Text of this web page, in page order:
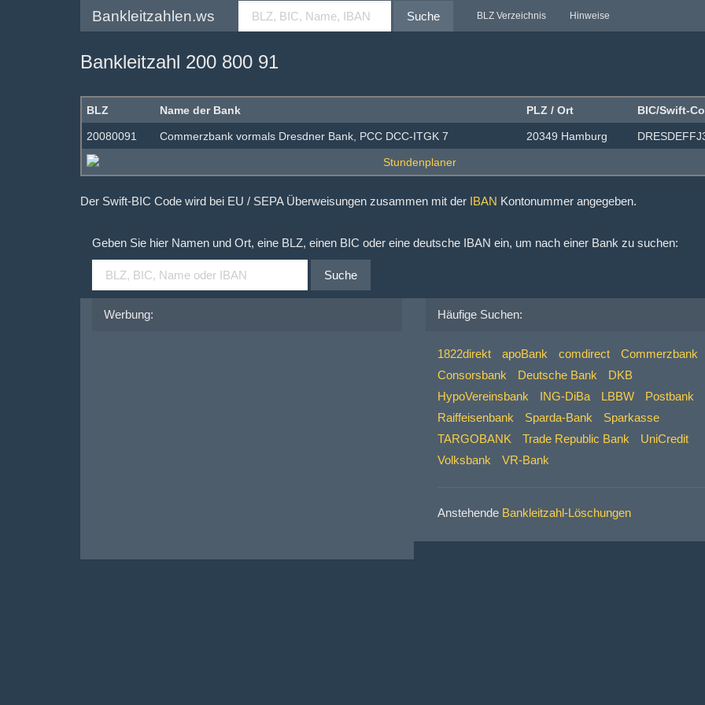
Bankleitzahlen.ws Suche BLZ Verzeichnis Hinweise
Bankleitzahl 200 800 91
BLZ Name der Bank PLZ / Ort BIC/Swift-
20080091 Commerzbank vormals Dresdner Bank, PCC DCC-ITGK 7 20349 Hamburg
Der Swift-BIC Code wird bei EU / SEPA Überweisungen zusammen mit der IBAN Kontonummer angegeben.
Geben Sie hier Namen und Ort, eine BLZ, einen BIC oder eine deutsche IBAN ein, um nach einer Bank zu suchen:
Suche
Werbung: Häufige Suchen:
1822direkt apoBank comdirect
Commerzbank
Consorsbank
Deutsche Bank
DKB
HypoVereinsbank
ING-DiBa LBBW
Postbank
Raiffeisenbank
Sparda-Bank
Sparkasse
TARGOBANK
Trade Republic Bank
UniCredit
Volksbank
VR-Bank
Anstehende Bankleitzahl-Löschungen